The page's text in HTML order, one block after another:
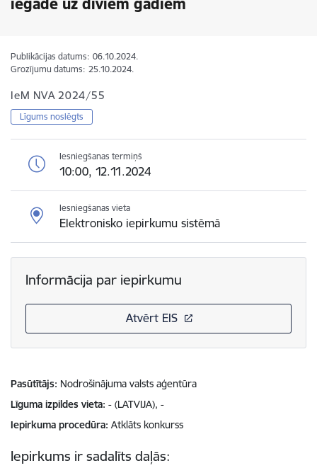
iegāde uz diviem gadiem
Publikācijas datums: 06.10.2024.
Grozījumu datums: 25.10.2024.
IeM NVA 2024/55
Līgums noslēgts
Iesniegšanas termiņš
10:00, 12.11.2024
Iesniegšanas vieta
Elektronisko iepirkumu sistēmā
Informācija par iepirkumu
Atvērt EIS
Pasūtītājs Nodrošinājuma valsts aģentūra
Līguma izpildes vieta - (LATVIJA), -
Iepirkuma procedūra Atklāts konkurss
Iepirkums ir sadalīts daļās: